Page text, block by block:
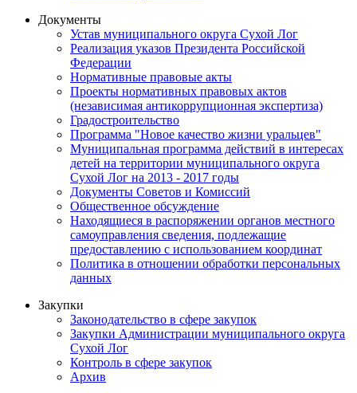
Документы
Устав муниципального округа Сухой Лог
Реализация указов Президента Российской
Федерации
Нормативные правовые акты
Проекты нормативных правовых актов
(независимая антикоррупционная экспертиза)
Градостроительство
Программа "Новое качество жизни уральцев"
Муниципальная программа действий в интересах
детей на территории муниципального округа
Сухой Лог на 2013 - 2017 годы
Документы Советов и Комиссий
Общественное обсуждение
Находящиеся в распоряжении органов местного
самоуправления сведения, подлежащие
предоставлению с использованием координат
Политика в отношении обработки персональных
данных
Закупки
Законодательство в сфере закупок
Закупки Администрации муниципального округа
Сухой Лог
Контроль в сфере закупок
Архив